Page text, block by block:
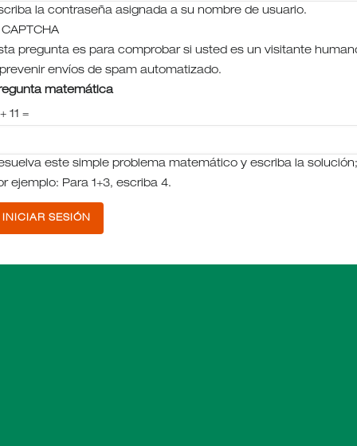
la contraseña asignada a su nombre de usuario.
CAPTCHA
pregunta es para comprobar si usted es un visitante
envíos de spam automatizado.
matemática
11 =
este simple problema matemático y escriba la
ejemplo: Para 1+3, escriba 4.